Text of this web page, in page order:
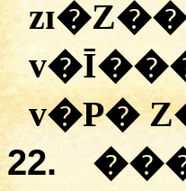
v�P�
22.